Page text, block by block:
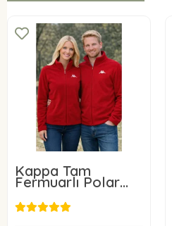
Kappa Tam
Fermuarlı Polar
Ceket
2.000,00 TL